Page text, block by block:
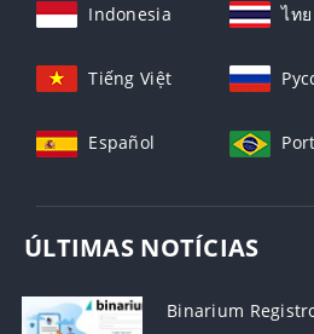
Indonesia ไทย
Tiếng Việt
Español
ÚLTIMAS NOTÍCIAS
Binarium